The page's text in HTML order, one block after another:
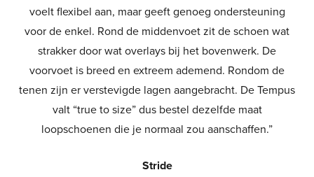
voelt flexibel aan, maar geeft genoeg ondersteuning
voor de enkel. Rond de middenvoet zit de schoen wat
strakker door wat overlays bij het bovenwerk. De
voorvoet is breed en extreem ademend. Rondom de
tenen zijn er verstevigde lagen aangebracht. De Tempus
valt “true to size” dus bestel dezelfde maat
loopschoenen die je normaal zou aanschaffen.”
Stride